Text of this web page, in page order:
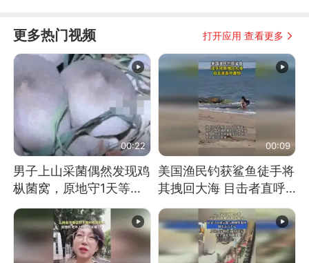
更多热门视频 打开应用 查看更多
00:22
男子上山采菌偶然发现鸡
枞菌窝，原地守1天等它
长大：挖了140多朵
00:09
美国渔民钓获鲨鱼徒手将
其拽回大海 目击者直呼
震惊 （视频来源：参考
消息）